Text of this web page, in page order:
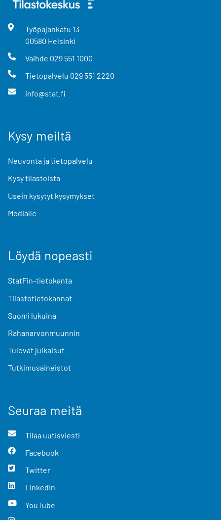
Työpajankatu 13
00580 Helsinki
Vaihde 029 551 1000
Tietopalvelu 029 551 2220
info@stat.fi
Kysy meiltä
Neuvonta ja tietopalvelu
Kysy tilastoista
Usein kysytyt kysymykset
Medialle
Löydä nopeasti
StatFin-tietokanta
Tilastotietokannat
Suomi lukuina
Rahanarvonmuunnin
Tulevat julkaisut
Tutkimusaineistot
Seuraa meitä
Tilaa uutisviesti
Facebook
Twitter
LinkedIn
YouTube